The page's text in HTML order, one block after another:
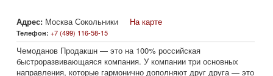
Адрес: Москва Сокольники На карте
Телефон: +7 (499) 116-58-15
Чемоданов Продакшн — это на 100% российская
быстроразвивающаяся компания. У компании три основных
направления, которые гармонично дополняют друг друга — это